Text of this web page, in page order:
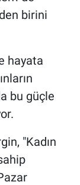
birini
hayata
bu güçle
"Kadın